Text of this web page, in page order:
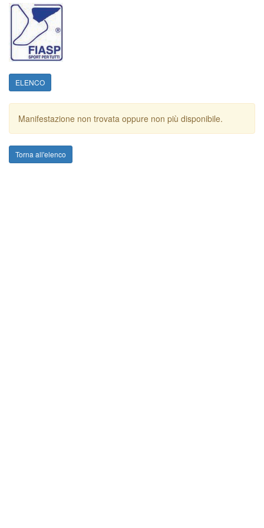
ELENCO
Manifestazione non trovata oppure non più disponibile.
Torna all'elenco